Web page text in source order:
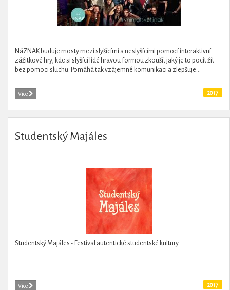
NáZNAK buduje mosty mezi slyšícími a neslyšícími pomocí interaktivní
zážitkové hry, kde si slyšící lidé hravou formou zkouší, jaký je to pocit žít
bez pomoci sluchu. Pomáhá tak vzájemné komunikaci a zlepšuje...
Více 2017
Studentský Majáles
Studentský Majáles - Festival autentické studentské kultury
Více 2017